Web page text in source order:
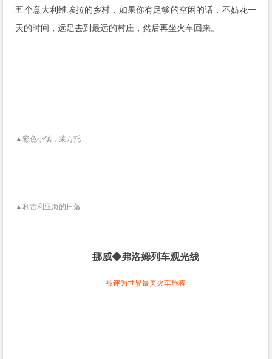
五个意大利维埃拉的乡村，如果你有足够的空闲的话，不妨花一
天的时间，远足去到最远的村庄，然后再坐火车回来。
▲彩色小镇，莱万托
▲利古利亚海的日落
挪威◆弗洛姆列车观光线
被评为世界最美火车旅程